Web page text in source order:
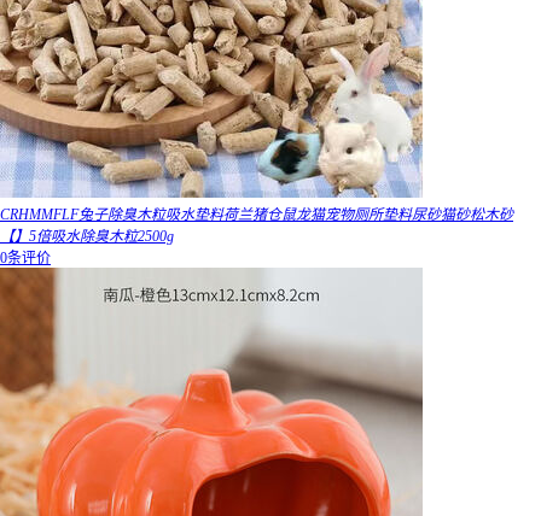
CRHMMFLF兔子除臭木粒吸水垫料荷兰猪仓鼠龙猫宠物厕所垫料尿砂猫砂松木砂
【】5倍吸水除臭木粒2500g
0条评价